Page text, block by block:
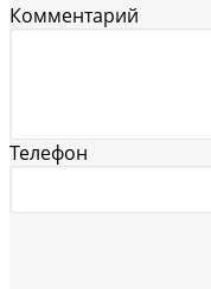
Комментарий
Телефон